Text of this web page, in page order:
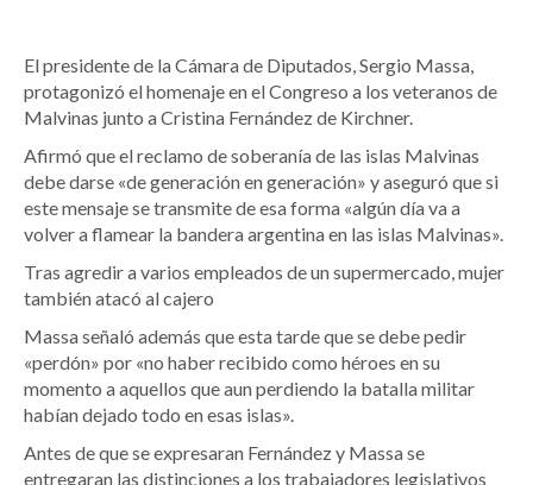
El presidente de la Cámara de Diputados, Sergio Massa,
protagonizó el homenaje en el Congreso a los veteranos de
Malvinas junto a Cristina Fernández de Kirchner.
Afirmó que el reclamo de soberanía de las islas Malvinas
debe darse «de generación en generación» y aseguró que si
este mensaje se transmite de esa forma «algún día va a
volver a flamear la bandera argentina en las islas Malvinas».
Tras agredir a varios empleados de un supermercado, mujer
también atacó al cajero
Massa señaló además que esta tarde que se debe pedir
«perdón» por «no haber recibido como héroes en su
momento a aquellos que aun perdiendo la batalla militar
habían dejado todo en esas islas».
Antes de que se expresaran Fernández y Massa se
entregaran las distinciones a los trabajadores legislativos